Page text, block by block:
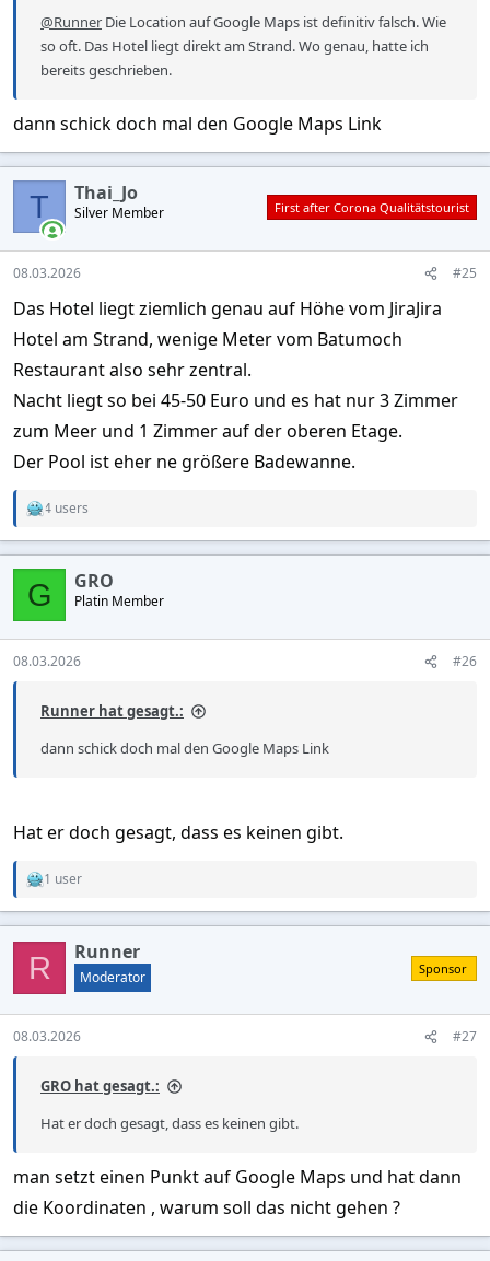
@Runner Die Location auf Google Maps ist definitiv falsch. Wie
so oft. Das Hotel liegt direkt am Strand. Wo genau, hatte ich
bereits geschrieben.
dann schick doch mal den Google Maps Link
T Thai_Jo
Silver Member First after Corona Qualitätstourist
08.03.2026 #25
Das Hotel liegt ziemlich genau auf Höhe vom JiraJira
Hotel am Strand, wenige Meter vom Batumoch
Restaurant also sehr zentral.
Nacht liegt so bei 45-50 Euro und es hat nur 3 Zimmer
zum Meer und 1 Zimmer auf der oberen Etage.
Der Pool ist eher ne größere Badewanne.
R
a
c
o
n
s
4 users
G GRO
Platin Member
08.03.2026 #26
Runner hat gesagt.:
dann schick doch mal den Google Maps Link
Hat er doch gesagt, dass es keinen gibt.
R
a
c
o
:
1 user
R Runner
Moderator Sponsor
08.03.2026 #27
GRO hat gesagt.:
Hat er doch gesagt, dass es keinen gibt.
man setzt einen Punkt auf Google Maps und hat dann
die Koordinaten , warum soll das nicht gehen ?